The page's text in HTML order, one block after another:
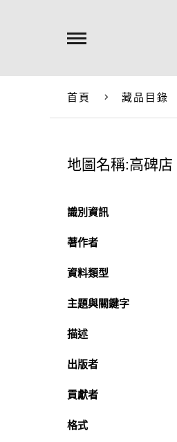
首頁 藏品目錄
地圖名稱:高碑店
識別資訊
著作者
資料類型
主題與關鍵字
描述
出版者
貢獻者
格式